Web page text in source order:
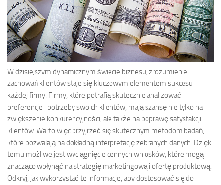
W dzisiejszym dynamicznym świecie biznesu, zrozumienie
zachowań klientów staje się kluczowym elementem sukcesu
każdej firmy. Firmy, które potrafią skutecznie analizować
preferencje i potrzeby swoich klientów, mają szansę nie tylko na
zwiększenie konkurencyjności, ale także na poprawę satysfakcji
klientów. Warto więc przyjrzeć się skutecznym metodom badań,
które pozwalają na dokładną interpretację zebranych danych. Dzięki
temu możliwe jest wyciągnięcie cennych wniosków, które mogą
znacząco wpłynąć na strategię marketingową i ofertę produktową.
Odkryj, jak wykorzystać te informacje, aby dostosować się do